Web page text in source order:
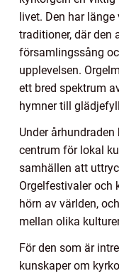
livet. Den har
traditioner, där den
församlingssång
upplevelsen.
ett bred spektrum
hymner till
Under
centrum för lokal
samhällen att
Orgelfestivaler och
hörn av världen,
mellan olika
För den som är
kunskaper om